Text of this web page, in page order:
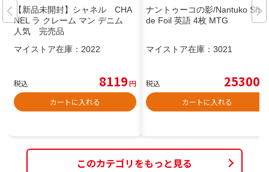
【新品未開封】シャネル CHA
NEL ラ クレーム マン デニム
人気 完売品
マイストア在庫： 2022
税込 8119円
カートに入れる
ナントゥーコの影/Nantuko Sha
de Foil 英語 4枚 MTG
マイストア在庫： 3021
税込 25300
カートに入れる
このカテゴリをもっと見る